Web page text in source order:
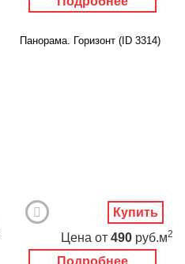
Панорама. Горизонт (ID 3314)
Подробнее
Цена от 490 руб.м2
Купить